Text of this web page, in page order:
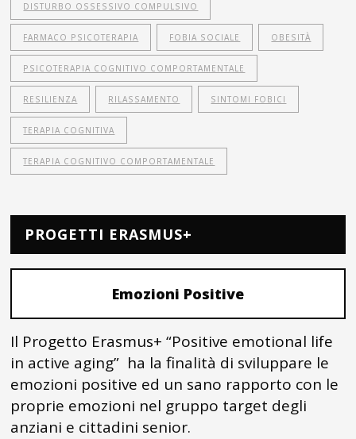
DISTURBO OSSESSIVO COMPULSIVO
FARMACO PSICOTERAPIA FOBIA SOCIALE OBESITÀ
PSICOTERAPIA COGNITIVO COMPORTAMENTALE
RESILIENZA RILASSAMENTO SINTOMI FOBICI
TERAPIA COGNITIVA
TERAPIA COGNITIVO COMPORTAMENTALE
PROGETTI ERASMUS+
Emozioni Positive
Il Progetto Erasmus+ “Positive emotional life
in active aging” ha la finalità di sviluppare le
emozioni positive ed un sano rapporto con le
proprie emozioni nel gruppo target degli
anziani e cittadini senior.